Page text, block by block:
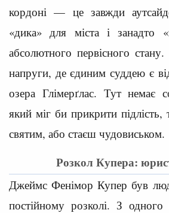
кордоні — це завжди
«дика» для міста і занадто
абсолютного первісного
напруги, де єдиним суддею є
озера Глімерґлас. Тут немає
який міг би прикрити
святим, або стаєш чудовиськом.
Розкол Купера:
Джеймс Фенімор Купер був
постійному розколі. З